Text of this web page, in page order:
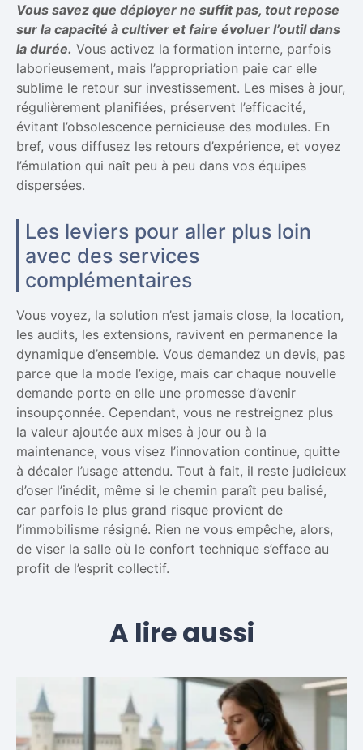
Vous savez que déployer ne suffit pas, tout repose
sur la capacité à cultiver et faire évoluer l’outil dans
la durée. Vous activez la formation interne, parfois
laborieusement, mais l’appropriation paie car elle
sublime le retour sur investissement. Les mises à jour,
régulièrement planifiées, préservent l’efficacité,
évitant l’obsolescence pernicieuse des modules. En
bref, vous diffusez les retours d’expérience, et voyez
l’émulation qui naît peu à peu dans vos équipes
dispersées.
Les leviers pour aller plus loin
avec des services
complémentaires
Vous voyez, la solution n’est jamais close, la location,
les audits, les extensions, ravivent en permanence la
dynamique d’ensemble. Vous demandez un devis, pas
parce que la mode l’exige, mais car chaque nouvelle
demande porte en elle une promesse d’avenir
insoupçonnée. Cependant, vous ne restreignez plus
la valeur ajoutée aux mises à jour ou à la
maintenance, vous visez l’innovation continue, quitte
à décaler l’usage attendu. Tout à fait, il reste judicieux
d’oser l’inédit, même si le chemin paraît peu balisé,
car parfois le plus grand risque provient de
l’immobilisme résigné. Rien ne vous empêche, alors,
de viser la salle où le confort technique s’efface au
profit de l’esprit collectif.
A lire aussi